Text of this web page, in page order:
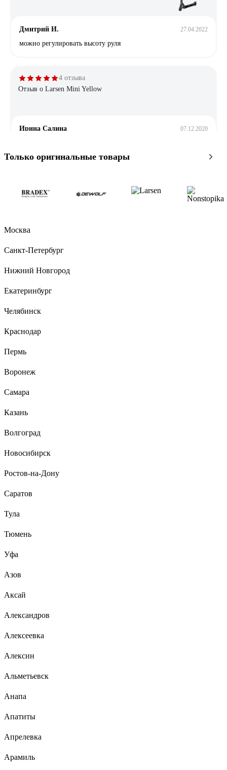
Дмитрий И. 27.04.2022
можно регулировать высоту руля
4 отзыва
Отзыв о Larsen Mini Yellow
Ирина Салина 07.12.2020
Отзыв о NOVATRACK 110A.PSYCHO.BVT21
Ольга Л.
Только оригинальные товары
Москва
Санкт-Петербург
Нижний Новгород
Екатеринбург
Челябинск
Краснодар
Пермь
Воронеж
Самара
Казань
Волгоград
Новосибирск
Ростов-на-Дону
Саратов
Тула
Тюмень
Уфа
Азов
Аксай
Александров
Алексеевка
Алексин
Альметьевск
Анапа
Апатиты
Апрелевка
Арамиль